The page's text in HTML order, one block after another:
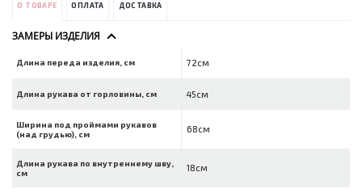
О ТОВАРЕ ОПЛАТА ДОСТАВКА
ЗАМЕРЫ ИЗДЕЛИЯ
Длина переда изделия, см 72см
Длина рукава от горловины, см 45см
Ширина под проймами рукавов
(над грудью), см
68см
Длина рукава по внутреннему шву,
см
18см